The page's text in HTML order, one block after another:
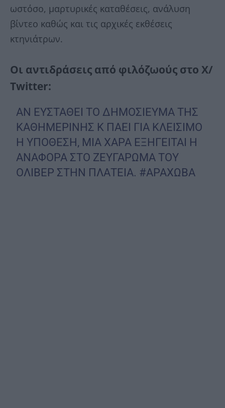
ωστόσο, μαρτυρικές καταθέσεις, ανάλυση
βίντεο καθώς και τις αρχικές εκθέσεις
κτηνιάτρων.
Οι αντιδράσεις από φιλόζωούς στο X/
Τwitter:
ΑΝ ΕΥΣΤΑΘΕΙ ΤΟ ΔΗΜΟΣΙΕΥΜΑ ΤΗΣ
ΚΑΘΗΜΕΡΙΝΗΣ Κ ΠΑΕΙ ΓΙΑ ΚΛΕΙΣΙΜΟ
Η ΥΠΟΘΕΣΗ, ΜΙΑ ΧΑΡΑ ΕΞΗΓΕΙΤΑΙ Η
ΑΝΑΦΟΡΑ ΣΤΟ ΖΕΥΓΑΡΩΜΑ ΤΟΥ
ΟΛΙΒΕΡ ΣΤΗΝ ΠΛΑΤΕΙΑ. #ΑΡΑΧΩΒΑ